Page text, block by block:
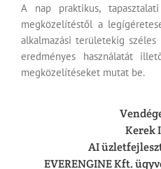
A nap praktikus,
megközelítéstől a
alkalmazási területekig
eredményes használatát
megközelítéseket mutat be.
Kerek
AI
EVERENGINE Kft.